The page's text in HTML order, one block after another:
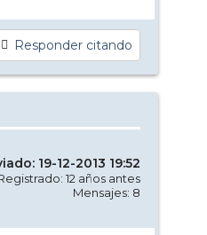
Responder citando
19-12-2013 19:52
12 años antes
Mensajes: 8